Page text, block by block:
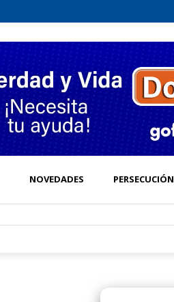
NOVEDADES PERSECUCIÓN